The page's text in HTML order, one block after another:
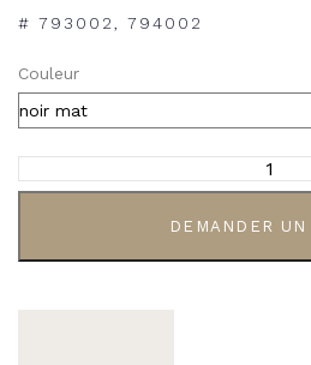
# 793002, 794002
Couleur
DEMANDER UN